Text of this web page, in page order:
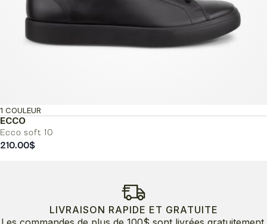
ECCO
Ecco soft 10
1 COULEUR
210.00$
LIVRAISON RAPIDE ET GRATUITE